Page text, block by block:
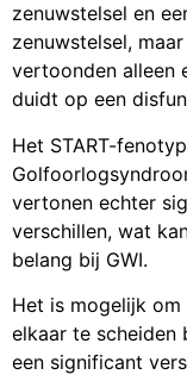
zenuwstelsel en
zenuwstelsel,
vertoonden alleen
duidt op een
Het START-
vertonen echter
verschillen, wat
belang bij GWI.
Het is mogelijk om
elkaar te scheiden
een significant